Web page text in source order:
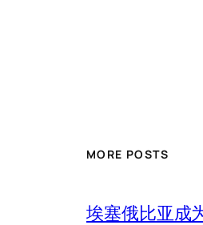
MORE POSTS
埃塞俄比亚成